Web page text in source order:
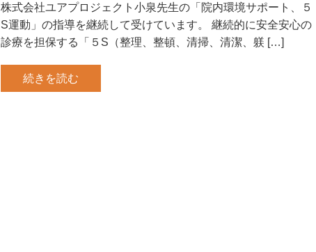
株式会社ユアプロジェクト小泉先生の「院内環境サポート、５
S運動」の指導を継続して受けています。 継続的に安全安心の
診療を担保する「５S（整理、整頓、清掃、清潔、躾 […]
続きを読む